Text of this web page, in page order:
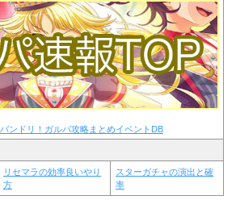
ンドリ！ガルパ攻略まとめイベントDB
リセマラの効率良いやり
方
スターガチャの演出と確
率